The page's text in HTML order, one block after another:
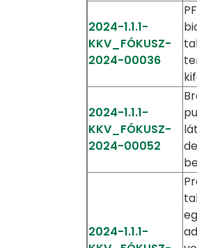
2024-1.1.1-
KKV_FÓKUSZ-
2024-00036
2024-1.1.1-
KKV_FÓKUSZ-
2024-00052
2024-1.1.1-